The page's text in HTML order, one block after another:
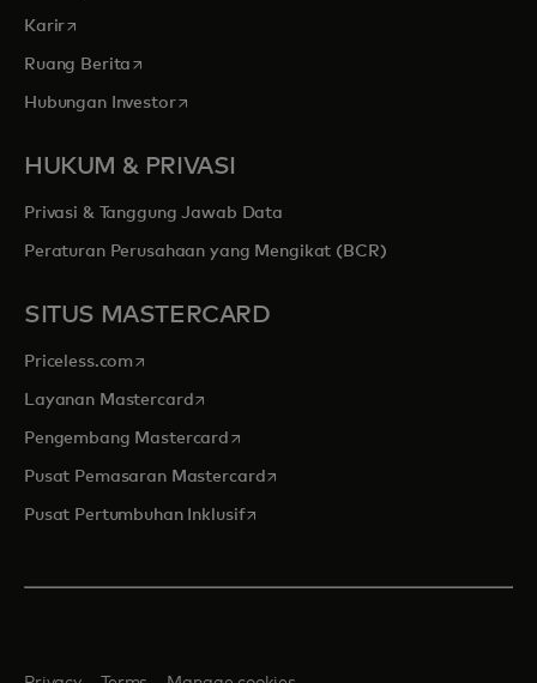
Kariropens in a new tab
Ruang Berita opens in a new tab
Hubungan Investoropens in a new tab
HUKUM & PRIVASI
Privasi & Tanggung Jawab Data
Peraturan Perusahaan yang Mengikat (BCR)
SITUS MASTERCARD
Priceless.com opens in a new tab
Layanan Mastercardopens in a new tab
Pengembang Mastercard opens in a new tab
Pusat Pemasaran Mastercardopens in a new tab
Pusat Pertumbuhan Inklusifopens in a new tab